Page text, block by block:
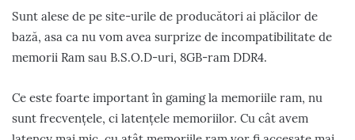
Sunt alese de pe site-urile de producători ai plăcilor de
bază, asa ca nu vom avea surprize de incompatibilitate de
memorii Ram sau B.S.O.D-uri, 8GB-ram DDR4.
Ce este foarte important în gaming la memoriile ram, nu
sunt frecvențele, ci latențele memoriilor. Cu cât avem